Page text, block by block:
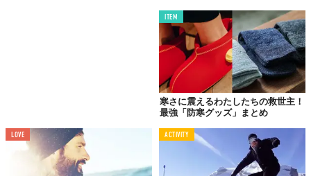
ね！ こういったスポーツを楽しむ中で、転倒してケガをする人も
増えるのですが、もうひとつ気をつけるべきものに、凍傷があり
ます。では、どのようなもので、どのように予防すればいいので
凍傷とは？
ITEM
寒さに震えるわたしたちの救世主！
最強「防寒グッズ」まとめ
LOVE ACTIVITY